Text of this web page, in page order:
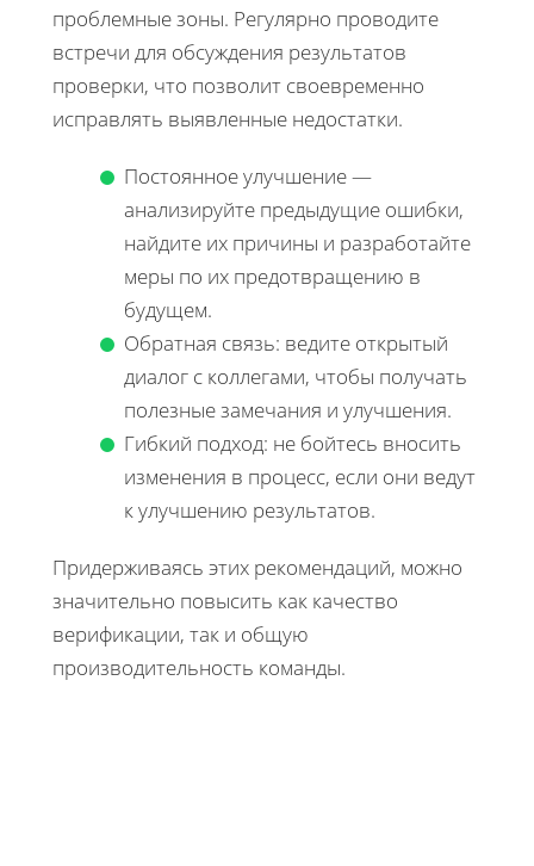
проблемные зоны. Регулярно проводите
встречи для обсуждения результатов
проверки, что позволит своевременно
исправлять выявленные недостатки.
Постоянное улучшение —
анализируйте предыдущие ошибки,
найдите их причины и разработайте
меры по их предотвращению в
будущем.
Обратная связь: ведите открытый
диалог с коллегами, чтобы получать
полезные замечания и улучшения.
Гибкий подход: не бойтесь вносить
изменения в процесс, если они ведут
к улучшению результатов.
Придерживаясь этих рекомендаций, можно
значительно повысить как качество
верификации, так и общую
производительность команды.